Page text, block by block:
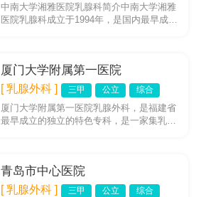
中南大学湘雅医院乳腺科简介中南大学湘雅
医院乳腺科成立于1994年，是国内最早成立
厦门大学附属第一医院
[ 乳腺外科 ] 三甲 公立 综合
厦门大学附属第一医院乳腺外科，是福建省
最早成立的独立的特色专科，是一家集乳房
青岛市中心医院
[ 乳腺外科 ] 三甲 公立 综合